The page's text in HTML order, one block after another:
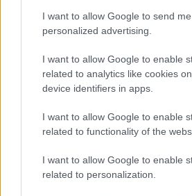
I want to allow Google to send me
personalized advertising.
I want to allow Google to enable
related to analytics like cookies
device identifiers in apps.
I want to allow Google to enable
related to functionality of the
I want to allow Google to enable
related to personalization.
csinálok, amit én akarok, és nem
ahogy tudok, akkor egyedül leszek.
muveszek@humanista.hu- 06-30-
Támogató:http://www.retorta.hu